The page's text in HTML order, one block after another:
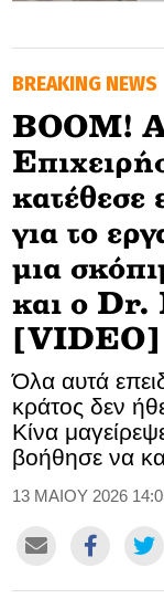
SOOZIE’S
CULTURE
TASTELAND
TECH
MEDIALAND
DRIVE
SPORTS
DIA Y NOCHE
CONTACT
ADVERTISE
BREAKING NEWS
BOOM!
για το
μια
και ο Dr.
[VIDEO]
Όλα αυτά
κράτος δεν
Κίνα
βοήθησε να
13 ΜΑΙΟΥ 2026